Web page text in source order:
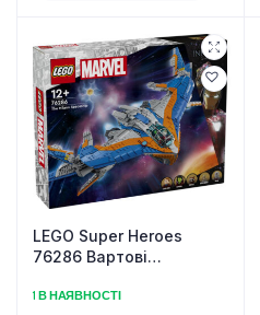
LEGO Super Heroes
76286 Вартові
деталей)
1 В НАЯВНОСТІ